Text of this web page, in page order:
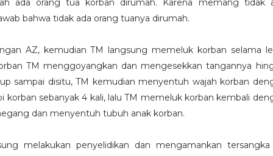
bahwa tidak ada orang tuanya dirumah.
AZ, kemudian TM langsung memeluk korban selama
TM menggoyangkan dan mengesekkan tangannya
sampai disitu, TM kemudian menyentuh wajah korban
sebanyak 4 kali, lalu TM memeluk korban kembali
dan menyentuh tubuh anak korban.
melakukan penyelidikan dan mengamankan